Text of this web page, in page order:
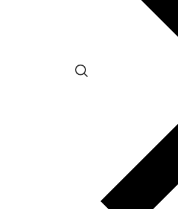
товара в конкретном салоне
необходимо уточнять
Закажите понравившуюся
в ближайший салон “Оптик-
*Доступно для Республики
Сравнить товар